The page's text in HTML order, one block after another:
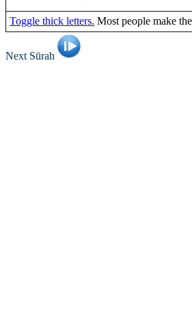
Toggle thick letters. Most people make
Next Sūrah